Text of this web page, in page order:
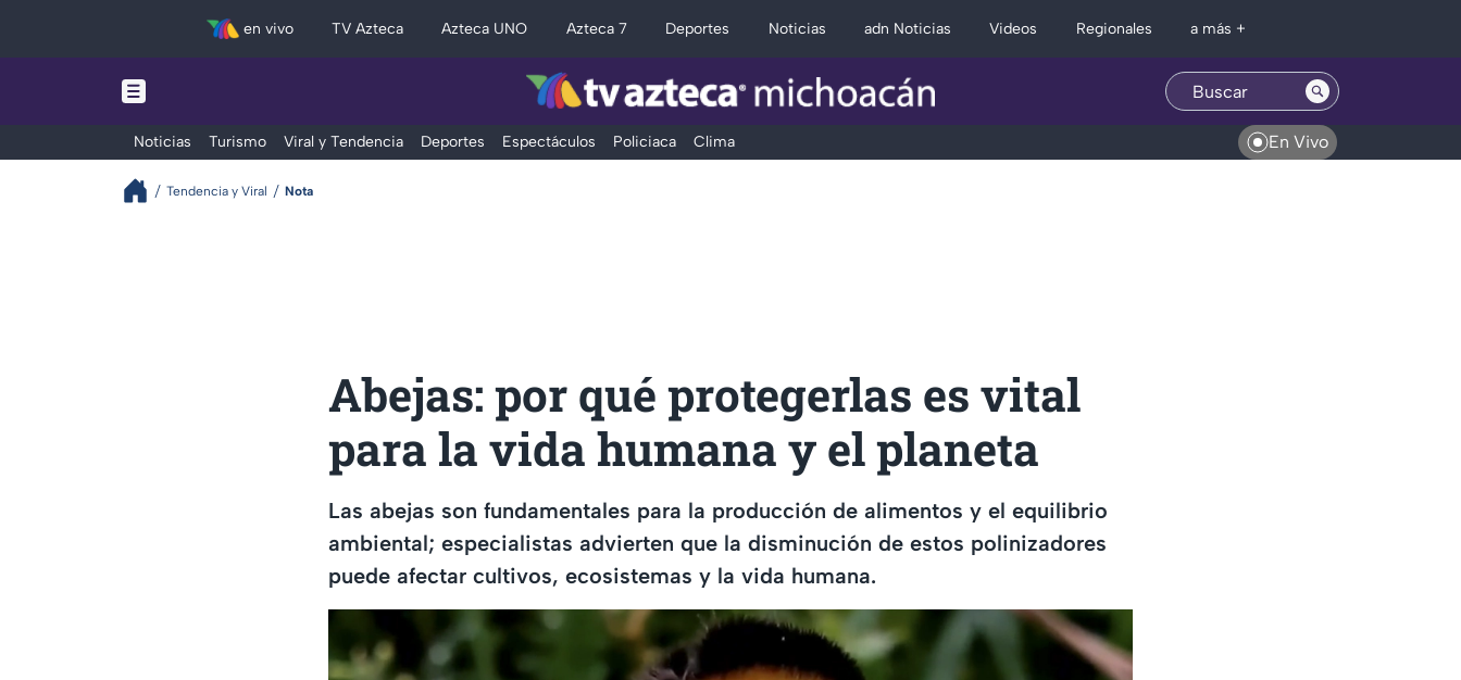
en vivo TV Azteca Azteca UNO Azteca 7 Deportes Noticias adn Noticias Videos Regionales a más +
Noticias Turismo Viral y Tendencia Deportes Espectáculos Policiaca Clima En Vivo
Tendencia y Viral Nota
Abejas: por qué protegerlas es vital
para la vida humana y el planeta
Las abejas son fundamentales para la producción de alimentos y el equilibrio
ambiental; especialistas advierten que la disminución de estos polinizadores
puede afectar cultivos, ecosistemas y la vida humana.